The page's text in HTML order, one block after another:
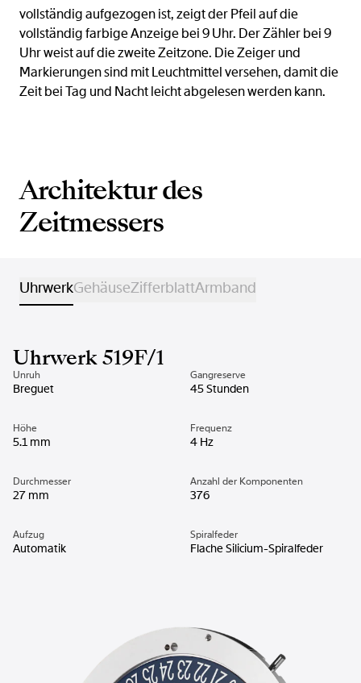
vollständig aufgezogen ist, zeigt der Pfeil auf die
vollständig farbige Anzeige bei 9 Uhr. Der Zähler bei 9
Uhr weist auf die zweite Zeitzone. Die Zeiger und
Markierungen sind mit Leuchtmittel versehen, damit die
Zeit bei Tag und Nacht leicht abgelesen werden kann.
Architektur des
Zeitmessers
UhrwerkGehäuseZifferblattArmband
Uhrwerk 519F/1
Unruh
Breguet
Gangreserve
45 Stunden
Höhe
5.1 mm
Frequenz
4 Hz
Durchmesser
27 mm
Anzahl der Komponenten
376
Aufzug
Automatik
Spiralfeder
Flache Silicium-Spiralfeder